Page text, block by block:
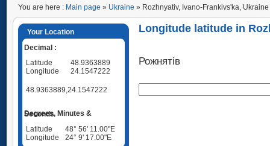
You are here : Main page » Ukraine » Rozhnyativ, Ivano-Frankivs'ka, Ukraine
Your Location
Decimal :
Latitude
48.9363889
Longitude
24.1547222
48.9363889,24.1547222
Degrees, Minutes & Seconds
Latitude
48° 56' 11.00"E
Longitude
24° 9' 17.00"E
Longitude latitude in
Рожнятів